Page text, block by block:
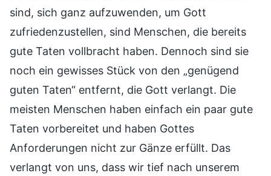
sind, sich ganz aufzuwenden, um Gott
zufriedenzustellen, sind Menschen, die bereits
gute Taten vollbracht haben. Dennoch sind sie
noch ein gewisses Stück von den „genügend
guten Taten“ entfernt, die Gott verlangt. Die
meisten Menschen haben einfach ein paar gute
Taten vorbereitet und haben Gottes
Anforderungen nicht zur Gänze erfüllt. Das
verlangt von uns, dass wir tief nach unserem